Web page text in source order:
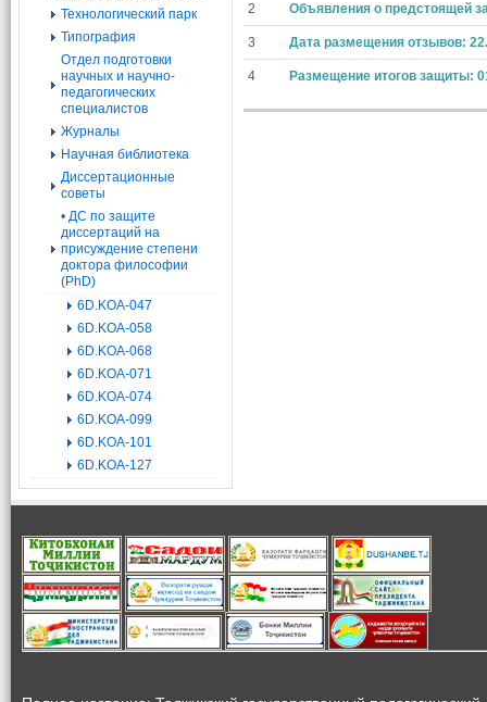
Технологический парк
Типография
Отдел подготовки
научных и научно-
педагогических
специалистов
Журналы
Научная библиотека
Диссертационные
советы
• ДС по защите
диссертаций на
присуждение степени
доктора философии
(PhD)
6D.KOA-047
6D.KOA-058
6D.KOA-068
6D.KOA-071
6D.KOA-074
6D.KOA-099
6D.KOA-101
6D.KOA-127
2 Объявления о предстоящей
3 Дата размещения отзывов:
4 Размещение итогов защиты: